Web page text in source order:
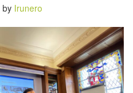
by Irunero